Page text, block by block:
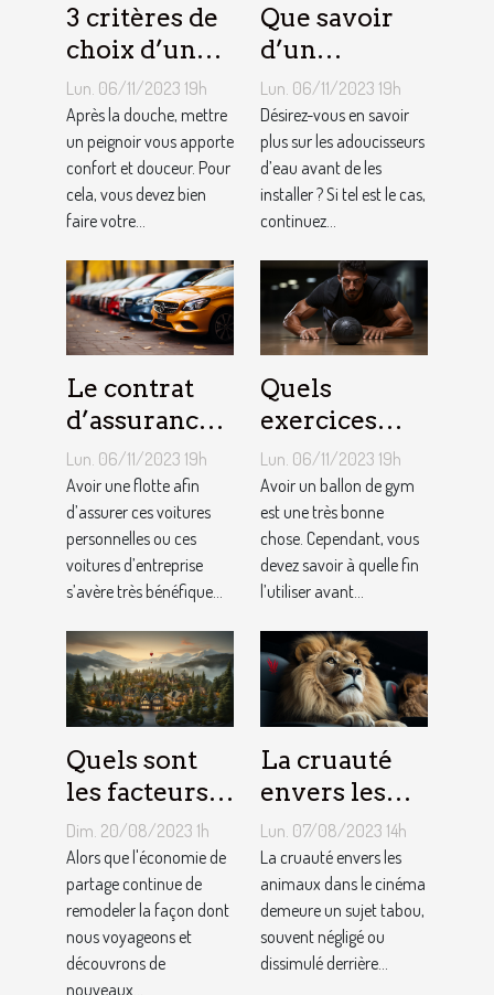
3 critères de
choix d’un
peignoir de
bain pour
homme ?
Lun. 06/11/2023 19h
Après la douche, mettre
un peignoir vous apporte
confort et douceur. Pour
cela, vous devez bien
faire votre...
Que savoir
d’un
adoucisseur
d’eau ?
Lun. 06/11/2023 19h
Désirez-vous en savoir
plus sur les adoucisseurs
d’eau avant de les
installer ? Si tel est le cas,
continuez...
Le contrat
d’assurance
auto par
flotte : est-il
si
bénéfique ?
Lun. 06/11/2023 19h
Avoir une flotte afin
d’assurer ces voitures
personnelles ou ces
voitures d’entreprise
s’avère très bénéfique...
Quels
exercices
pouvez-vous
faire avec un
ballon de
gym ?
Lun. 06/11/2023 19h
Avoir un ballon de gym
est une très bonne
chose. Cependant, vous
devez savoir à quelle fin
l’utiliser avant...
Quels sont
les facteurs
qui sous-
tendent la
tarification
des services
de
conciergerie
Dim. 20/08/2023 1h
Alors que l'économie de
partage continue de
remodeler la façon dont
nous voyageons et
découvrons de
nouveaux...
La cruauté
envers les
animaux
dans le
cinéma : un
sujet tabou
Lun. 07/08/2023 14h
La cruauté envers les
animaux dans le cinéma
demeure un sujet tabou,
souvent négligé ou
dissimulé derrière...